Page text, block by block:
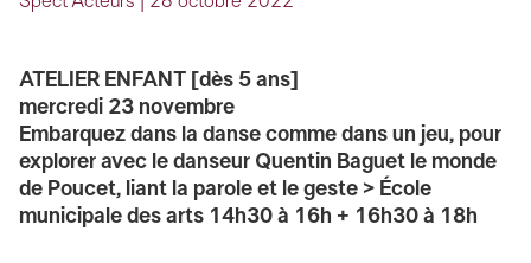
ATELIER ENFANT [dès 5 ans]
mercredi 23 novembre
Embarquez dans la danse comme dans un jeu, pour
explorer avec le danseur Quentin Baguet le monde
de Poucet, liant la parole et le geste > École
municipale des arts 14h30 à 16h + 16h30 à 18h